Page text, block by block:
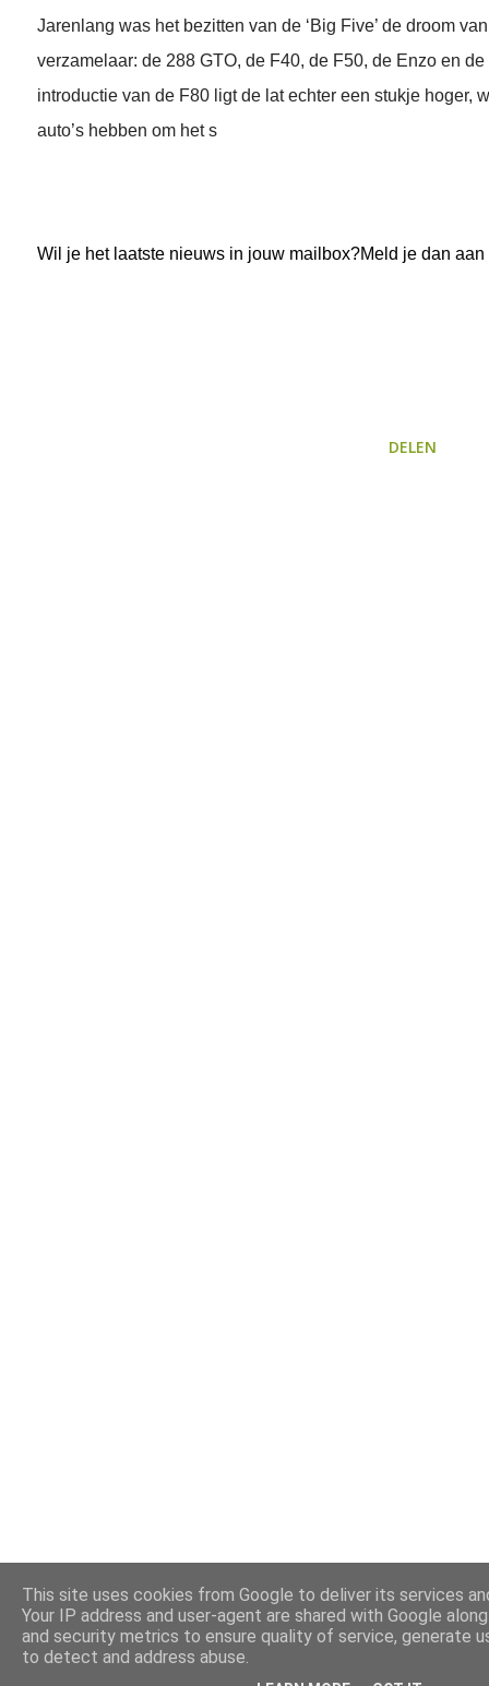
Jarenlang was het bezitten van de ‘Big Five’ de droom
verzamelaar: de 288 GTO, de F40, de F50, de Enzo en
introductie van de F80 ligt de lat echter een stukje hoger,
auto’s hebben om het s
Wil je het laatste nieuws in jouw mailbox?Meld je dan
DELEN
This site uses cookies from Google to deliver its services
Your IP address and user-agent are shared with Google
and security metrics to ensure quality of service, generate
to detect and address abuse.